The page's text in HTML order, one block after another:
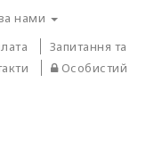
нами
Запитання та
Особистий